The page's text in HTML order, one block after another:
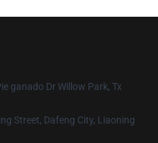
ganado Dr Willow Park, Tx
Street, Dafeng City, Liaoning